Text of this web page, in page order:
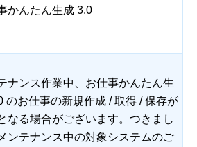
かんたん生成 3.0
ナンス作業中、お仕事かんたん生
のお仕事の新規作成 / 取得 / 保存が
なる場合がございます。つきまし
ンテナンス中の対象システムのご